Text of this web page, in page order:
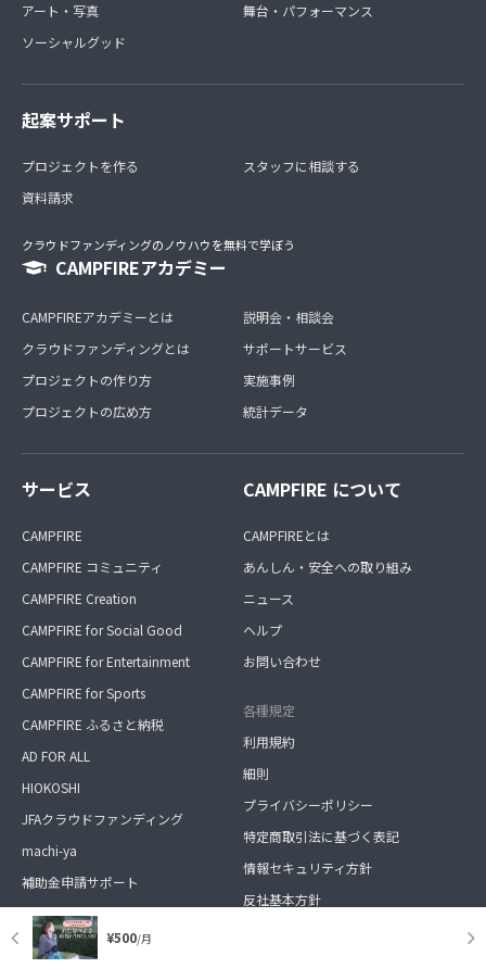
¥500/月
アート・写真
ソーシャルグッド
舞台・パフォーマンス
起案サポート
プロジェクトを作る
資料請求
スタッフに相談する
クラウドファンディングのノウハウを無料で学ぼう
CAMPFIREアカデミー
CAMPFIREアカデミーとは
クラウドファンディングとは
プロジェクトの作り方
プロジェクトの広め方
説明会・相談会
サポートサービス
実施事例
統計データ
サービス
CAMPFIRE
CAMPFIRE コミュニティ
CAMPFIRE Creation
CAMPFIRE for Social Good
CAMPFIRE for Entertainment
CAMPFIRE for Sports
CAMPFIRE ふるさと納税
AD FOR ALL
HIOKOSHI
JFAクラウドファンディング
machi-ya
補助金申請サポート
CAMPFIRE について
CAMPFIREとは
あんしん・安全への取り組み
ニュース
ヘルプ
お問い合わせ
各種規定
利用規約
細則
プライバシーポリシー
特定商取引法に基づく表記
情報セキュリティ方針
反社基本方針